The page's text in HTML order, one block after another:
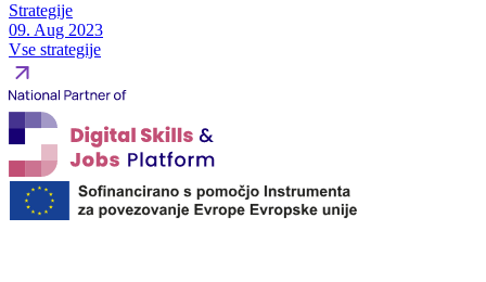
Strategije
09. Aug 2023
Vse strategije